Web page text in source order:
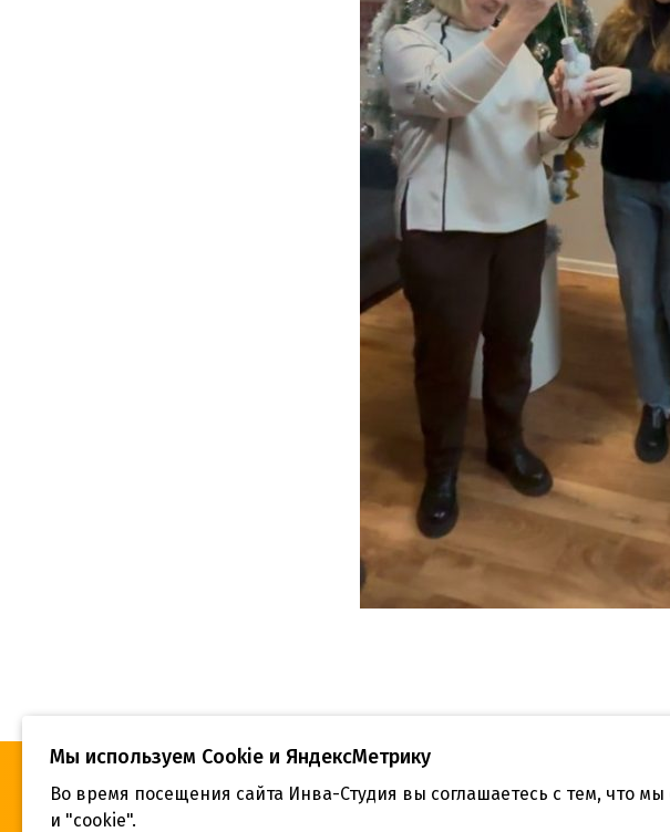
«Инва-Студия. Академия. Центр
социальной реабилитации», © 2026 г.
Адрес:
Мы используем Сookie и ЯндексМетрику
Во время посещения сайта Инва-Студия вы соглашаетесь с тем, что
и "cookie".